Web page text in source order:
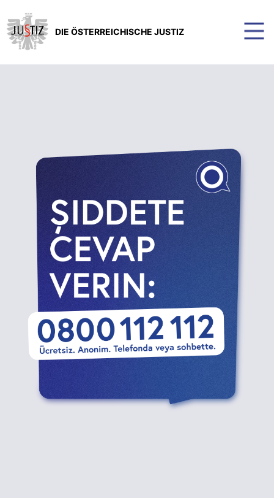
DIE ÖSTERREICHISCHE JUSTIZ